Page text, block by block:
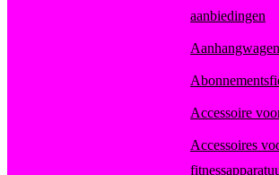
aanbiedingen
Accessoire
Accessoires